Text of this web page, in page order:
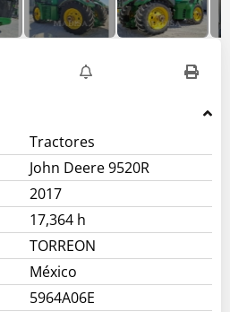
Tractores
John Deere 9520R
2017
17,364 h
TORREON
México
5964A06E